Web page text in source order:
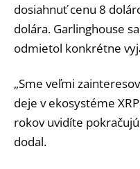
dosiahnuť cenu 8
dolára. Garlinghouse
odmietol konkrétne
„Sme veľmi
deje v ekosystéme
rokov uvidíte
dodal.